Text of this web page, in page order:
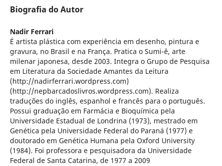
Biografia do Autor
Nadir Ferrari
É artista plástica com experiência em desenho, pintura e
gravura, no Brasil e na França. Pratica o Sumi-ê, arte
milenar japonesa, desde 2003. Integra o Grupo de Pesquisa
em Literatura da Sociedade Amantes da Leitura
(http://nadirferrari.wordpress.com)
(http://nepbarcadoslivros.wordpress.com). Realiza
traduções do inglês, espanhol e francês para o português.
Possui graduação em Farmácia e Bioquímica pela
Universidade Estadual de Londrina (1973), mestrado em
Genética pela Universidade Federal do Paraná (1977) e
doutorado em Genética Humana pela Oxford University
(1984). Foi professora e pesquisadora da Universidade
Federal de Santa Catarina, de 1977 a 2009